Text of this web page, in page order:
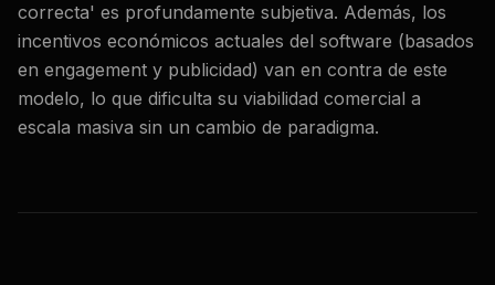
correcta' es profundamente subjetiva. Además, los
incentivos económicos actuales del software (basados
en engagement y publicidad) van en contra de este
modelo, lo que dificulta su viabilidad comercial a
escala masiva sin un cambio de paradigma.